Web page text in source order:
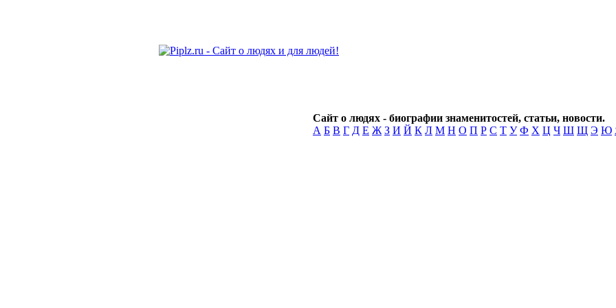
Сайт о людях - биографии знаменитостей, статьи, новости.
А Б В Г Д Е Ж З И Й К Л М Н О П Р С Т У Ф Х Ц Ч Ш Щ Э Ю